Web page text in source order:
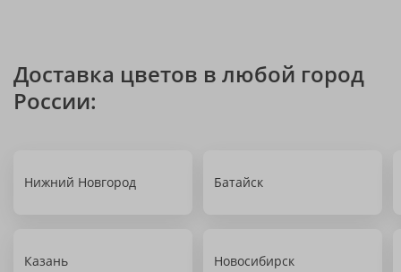
Доставка цветов в любой город
России:
Нижний Новгород Батайск
Казань Новосибирск